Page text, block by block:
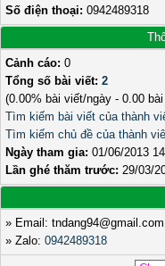
Số điện thoại: 0942489318
Cảnh cáo: 0
Tổng số bài viết: 2
(0.00% bài viết/ngày - 0.00
Tìm kiếm bài viết của thành
Tìm kiếm chủ đề của thành
Ngày tham gia: 01/06/2013
Lần ghé thăm trước: 29/03/
» Email: tndang94@gmail.com
» Zalo: 0942489318